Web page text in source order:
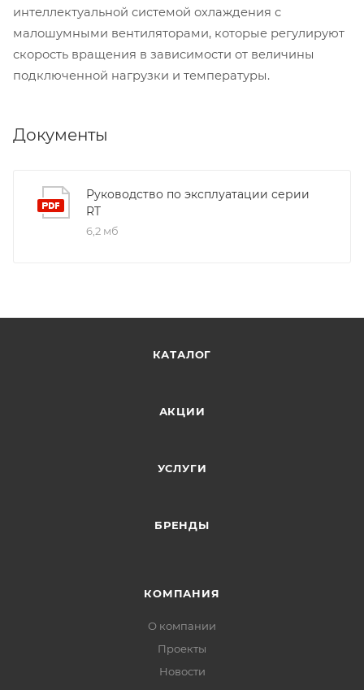
интеллектуальной системой охлаждения с
малошумными вентиляторами, которые регулируют
скорость вращения в зависимости от величины
подключенной нагрузки и температуры.
Документы
Руководство по эксплуатации серии
RT
6,2 мб
КАТАЛОГ
АКЦИИ
УСЛУГИ
БРЕНДЫ
КОМПАНИЯ
О компании
Проекты
Новости